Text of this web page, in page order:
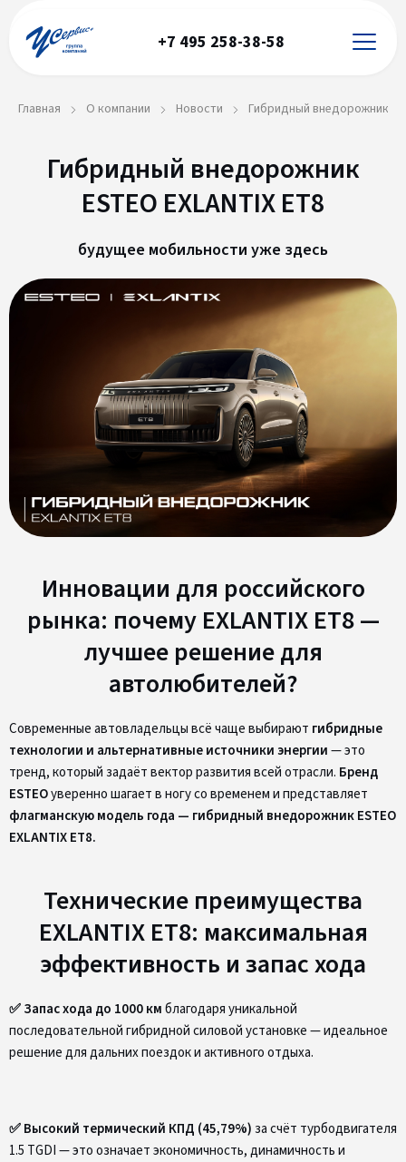
+7 495 258-38-58
Главная О компании Новости Гибридный внедорожник
Гибридный внедорожник
ESTEO EXLANTIX ET8
будущее мобильности уже здесь
Инновации для российского
рынка: почему EXLANTIX ET8 —
лучшее решение для
автолюбителей?
Современные автовладельцы всё чаще выбирают гибридные
технологии и альтернативные источники энергии— это
тренд, который задаёт вектор развития всей отрасли. Бренд
ESTEOуверенно шагает в ногу со временем и представляет
флагманскую модель года — гибридный внедорожник ESTEO
EXLANTIX ET8.
Технические преимущества
EXLANTIX ET8: максимальная
эффективность и запас хода
✅ Запас хода до 1000 кмблагодаря уникальной
последовательной гибридной силовой установке — идеальное
решение для дальних поездок и активного отдыха.
✅ Высокий термический КПД (45,79%) за счёт турбодвигателя
1.5 TGDI — это означает экономичность, динамичность и